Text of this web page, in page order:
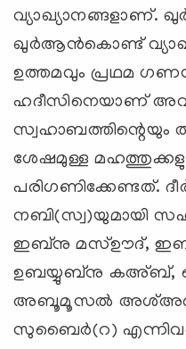
വ്യാഖ്യാനങ്ങളാണ്‌.
ഖുര്‍ആന്‍കൊണ്ട്‌
ഉത്തമവും പ്രഥമ
ഹദീസിനെയാണ്‌
സ്വഹാബത്തിന്റെയും
ശേഷമുള്ള
പരിഗണിക്കേണ്ടത്‌.
നബി(സ്വ)യുമായി
ഇബ്‌നു മസ്‌ഊദ്‌,
ഉബയ്യുബ്‌നു കഅ്‌ബ്‌,
അബൂമൂസല്‍
സുബൈര്‍(റ)